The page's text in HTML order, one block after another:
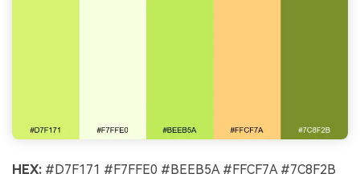
HEX: #D7F171 #F7FFE0 #BEEB5A #FFCF7A #7C8F2B